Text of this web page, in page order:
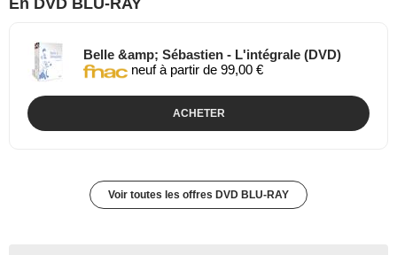
En DVD BLU-RAY
Belle &amp; Sébastien - L'intégrale (DVD)
neuf à partir de 99,00 €
ACHETER
Voir toutes les offres DVD BLU-RAY